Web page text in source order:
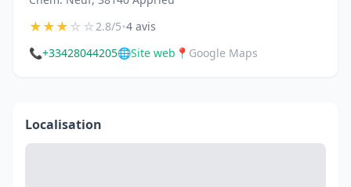
★★★☆☆2.8/5•4 avis
📞+33428044205🌐Site web 📍 Google Maps
Localisation